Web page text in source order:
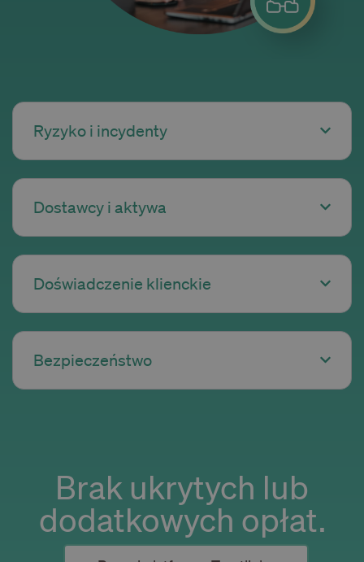
Ryzyko i incydenty
Dostawcy i aktywa
Doświadczenie klienckie
Bezpieczeństwo
Brak ukrytych lub
dodatkowych opłat.